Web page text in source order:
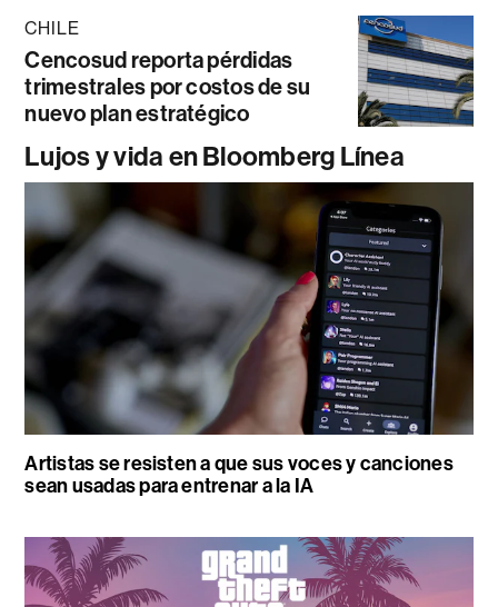
CHILE
Cencosud reporta pérdidas
trimestrales por costos de su
nuevo plan estratégico
Lujos y vida en Bloomberg Línea
Artistas se resisten a que sus voces y canciones
sean usadas para entrenar a la IA